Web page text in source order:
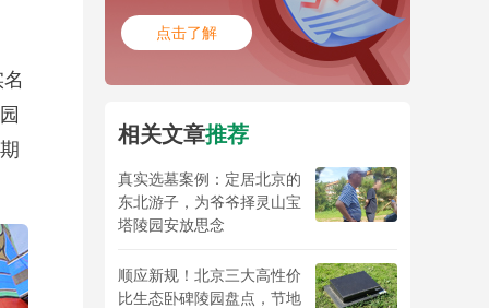
点击了解
相关文章推荐
真实选墓案例：定居北京的
东北游子，为爷爷择灵山宝
塔陵园安放思念
顺应新规！北京三大高性价
比生态卧碑陵园盘点，节地